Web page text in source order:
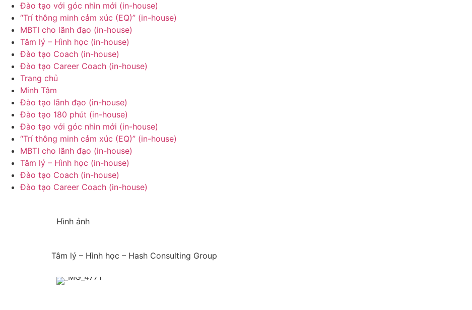
Đào tạo với góc nhìn mới (in-house)
“Trí thông minh cảm xúc (EQ)” (in-house)
MBTI cho lãnh đạo (in-house)
Tâm lý – Hình học (in-house)
Đào tạo Coach (in-house)
Đào tạo Career Coach (in-house)
Trang chủ
Minh Tâm
Đào tạo lãnh đạo (in-house)
Đào tạo 180 phút (in-house)
Đào tạo với góc nhìn mới (in-house)
“Trí thông minh cảm xúc (EQ)” (in-house)
MBTI cho lãnh đạo (in-house)
Tâm lý – Hình học (in-house)
Đào tạo Coach (in-house)
Đào tạo Career Coach (in-house)
Hình ảnh
Tâm lý – Hình học – Hash Consulting Group